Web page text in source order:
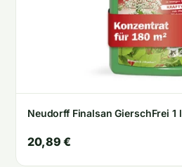
Neudorff Finalsan GierschFrei 1 l
20,89 €